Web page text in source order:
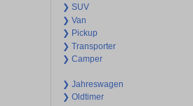
❯ SUV
❯ Van
❯ Pickup
❯ Transporter
❯ Camper
❯ Jahreswagen
❯ Oldtimer